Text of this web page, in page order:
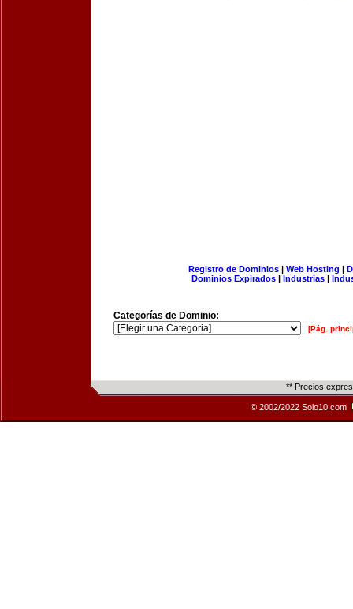
Registro de Dominios| Web Hosting |
Dominios Expirados | Industrias |
Categorías de Dominio:
[Pág.
** Precios
© 2002/2022 Solo10.com